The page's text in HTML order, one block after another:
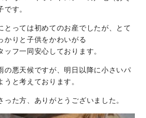
す。
とっては初めてのお産でしたが、とて
かりと子供をかわいがる
ッフ一同安心しております。
の悪天候ですが、明日以降に小さいパ
うと考えております。
った方、ありがとうございました。